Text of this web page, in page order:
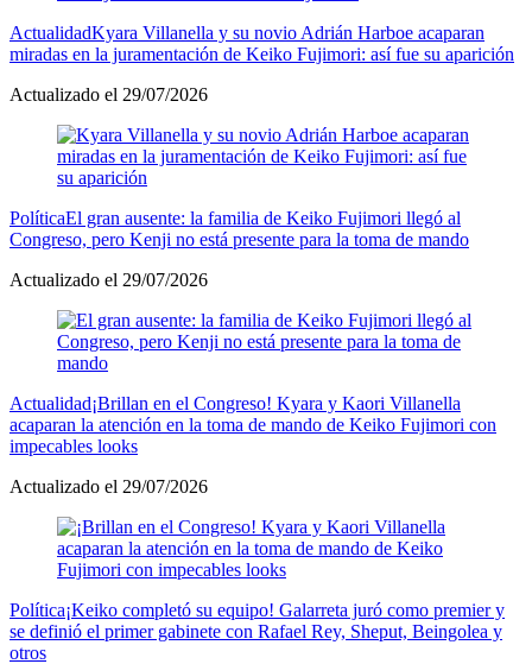
ActualidadKyara Villanella y su novio Adrián Harboe acaparan
miradas en la juramentación de Keiko Fujimori: así fue su aparición
Actualizado el 29/07/2026
PolíticaEl gran ausente: la familia de Keiko Fujimori llegó al
Congreso, pero Kenji no está presente para la toma de mando
Actualizado el 29/07/2026
Actualidad¡Brillan en el Congreso! Kyara y Kaori Villanella
acaparan la atención en la toma de mando de Keiko Fujimori con
impecables looks
Actualizado el 29/07/2026
Política¡Keiko completó su equipo! Galarreta juró como premier y
se definió el primer gabinete con Rafael Rey, Sheput, Beingolea y
otros